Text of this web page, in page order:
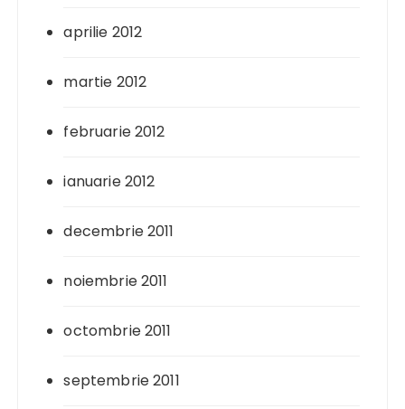
aprilie 2012
martie 2012
februarie 2012
ianuarie 2012
decembrie 2011
noiembrie 2011
octombrie 2011
septembrie 2011